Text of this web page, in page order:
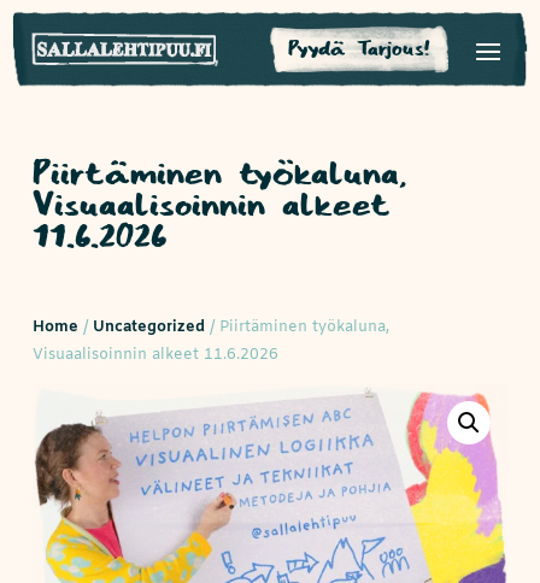
Pyydä Tarjous!
Piirtäminen työkaluna,
Visuaalisoinnin alkeet
11.6.2026
Home / Uncategorized/ Piirtäminen työkaluna,
Visuaalisoinnin alkeet 11.6.2026